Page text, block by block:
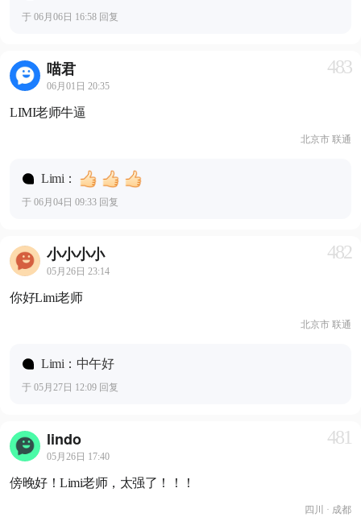
于 06月06日 16:58 回复
喵君
06月01日 20:35
483
LIMI老师牛逼
北京市 联通
Limi：
于 06月04日 09:33 回复
小小小小
05月26日 23:14
482
你好Limi老师
北京市 联通
Limi：中午好
于 05月27日 12:09 回复
lindo
05月26日 17:40
481
傍晚好！Limi老师，太强了！！！
四川 · 成都